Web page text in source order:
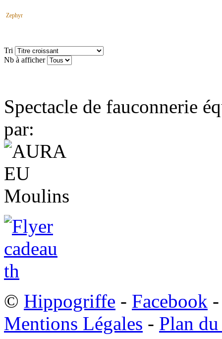
Zephyr
Tri
Nb à afficher
Spectacle de fauconnerie
par:
© Hippogriffe - Facebook
Mentions Légales - Plan